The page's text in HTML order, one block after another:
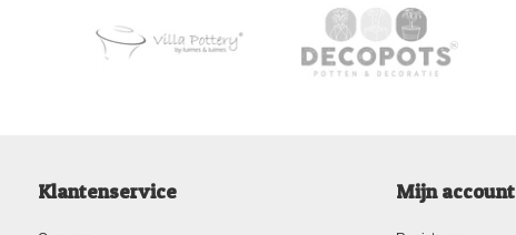
Klantenservice Mijn account